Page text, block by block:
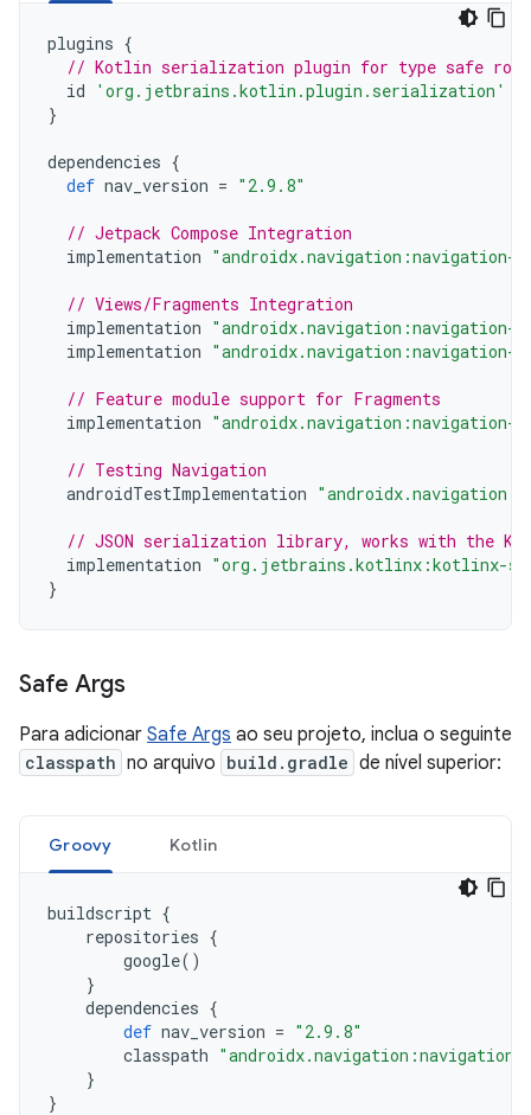
plugins {
// Kotlin serialization plugin for type safe
id
'org.jetbrains.kotlin.plugin.serialization'
}
dependencies {
def nav_version = "2.9.8"
// Jetpack Compose Integration
implementation "androidx.navigation:navigation-
// Views/Fragments Integration
implementation "androidx.navigation:navigation-
implementation "androidx.navigation:navigation-
// Feature module support for Fragments
implementation "androidx.navigation:navigation-
// Testing Navigation
androidTestImplementation
// JSON serialization library, works with the
implementation "org.jetbrains.kotlinx:kotlinx-
}
Safe Args
Para adicionar Safe Args ao seu projeto, inclua o seguinte
classpath no arquivo build.gradle de nível superior:
Groovy Kotlin
buildscript {
repositories {
google()
}
dependencies {
def nav_version = "2.9.8"
classpath
}
}